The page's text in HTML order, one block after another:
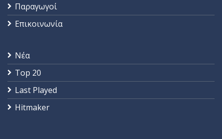
Παραγωγοί
Επικοινωνία
Νέα
Top 20
Last Played
Hitmaker